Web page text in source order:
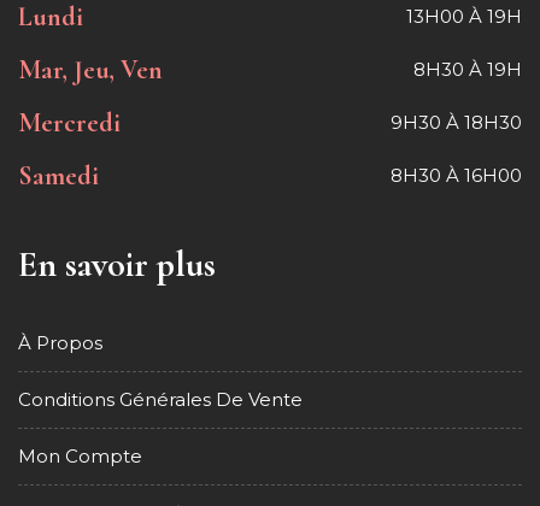
Lundi 13H00 À 19H
Mar, Jeu, Ven 8H30 À 19H
Mercredi 9H30 À 18H30
Samedi 8H30 À 16H00
En savoir plus
À Propos
Conditions Générales De Vente
Mon Compte